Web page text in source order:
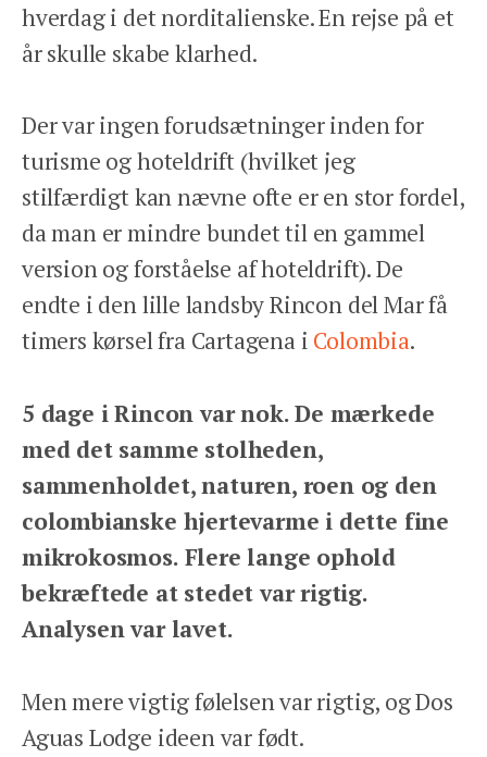
hverdag i det norditalienske. En rejse på et
år skulle skabe klarhed.
Der var ingen forudsætninger inden for
turisme og hoteldrift (hvilket jeg
stilfærdigt kan nævne ofte er en stor fordel,
da man er mindre bundet til en gammel
version og forståelse af hoteldrift). De
endte i den lille landsby Rincon del Mar få
timers kørsel fra Cartagena i Colombia.
5 dage i Rincon var nok. De mærkede
med det samme stolheden,
sammenholdet, naturen, roen og den
colombianske hjertevarme i dette fine
mikrokosmos. Flere lange ophold
bekræftede at stedet var rigtig.
Analysen var lavet.
Men mere vigtig følelsen var rigtig, og Dos
Aguas Lodge ideen var født.